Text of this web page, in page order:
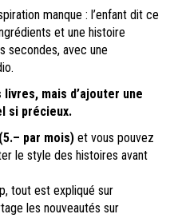
manque : l’enfant dit ce
et une histoire
secondes, avec une
livres, mais d’ajouter une
si précieux.
par mois) et vous pouvez
le style des histoires avant
tout est expliqué sur
les nouveautés sur